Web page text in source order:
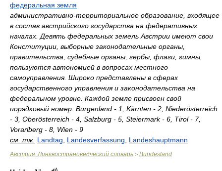
федеральная земля
административно-территориальное образование, входящее
в состав австрийского государства на федеративных
началах. Девять федеральных земель Австрии имеют свои
Конституции, выборные законодательные органы,
правительства, судебные органы, гербы, флаги, гимны,
пользуются автономией в вопросах местного
самоуправления. Широко представлены в сферах
государственного управления и законодательства на
федеральном уровне. Каждой земле присвоен свой
порядковый номер: Burgenland - 1, Kärnten - 2, Niederösterreich
- 3, Oberösterreich - 4, Salzburg - 5, Steiermark - 6, Tirol - 7,
Vorarlberg - 8, Wien - 9
см. тж. Landtag Landesverfassung Landeshauptmann
Австрия. Лингвострановедческий словарь > Bundesland